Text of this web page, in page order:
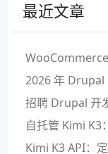
最近文章
2026 年 Drupal
招聘 Drupal 开
自托管 Kimi K3
Kimi K3 API：